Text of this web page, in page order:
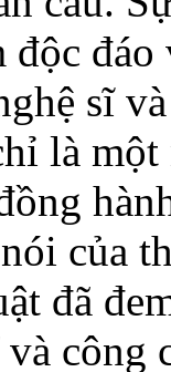
sĩ
là
của
đã
công